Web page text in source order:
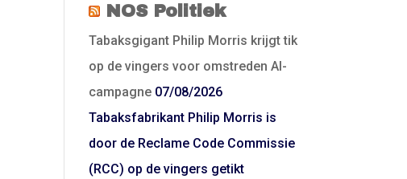
NOS Politiek
Tabaksgigant Philip Morris krijgt tik
op de vingers voor omstreden AI-
campagne 07/08/2026
Tabaksfabrikant Philip Morris is
door de Reclame Code Commissie
(RCC) op de vingers getikt